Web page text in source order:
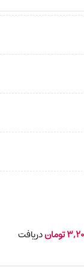
توماندریافت